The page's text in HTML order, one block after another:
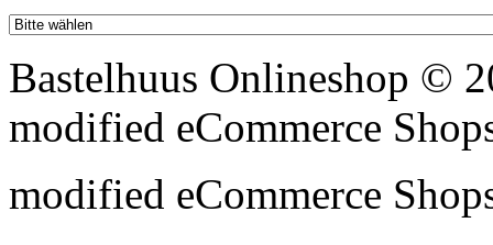
Bastelhuus Onlineshop ©
modified eCommerce
modified eCommerce